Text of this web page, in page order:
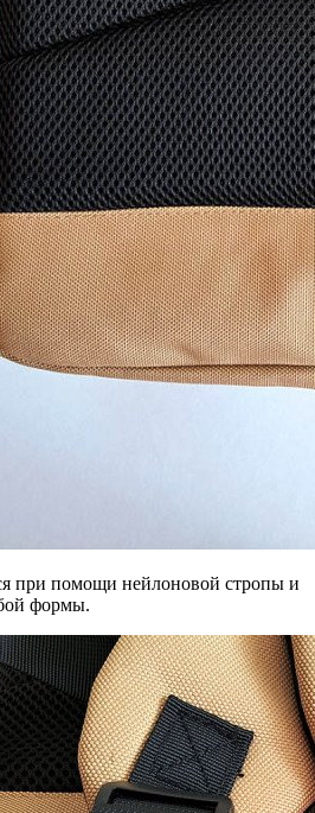
при помощи нейлоновой стропы и
формы.